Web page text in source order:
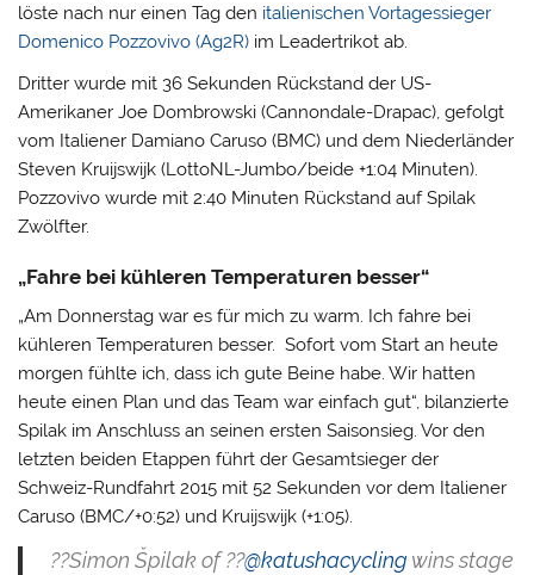
löste nach nur einen Tag den italienischen Vortagessieger
Domenico Pozzovivo (Ag2R) im Leadertrikot ab.
Dritter wurde mit 36 Sekunden Rückstand der US-
Amerikaner Joe Dombrowski (Cannondale-Drapac), gefolgt
vom Italiener Damiano Caruso (BMC) und dem Niederländer
Steven Kruijswijk (LottoNL-Jumbo/beide +1:04 Minuten).
Pozzovivo wurde mit 2:40 Minuten Rückstand auf Spilak
Zwölfter.
„Fahre bei kühleren Temperaturen besser“
„Am Donnerstag war es für mich zu warm. Ich fahre bei
kühleren Temperaturen besser. Sofort vom Start an heute
morgen fühlte ich, dass ich gute Beine habe. Wir hatten
heute einen Plan und das Team war einfach gut“, bilanzierte
Spilak im Anschluss an seinen ersten Saisonsieg. Vor den
letzten beiden Etappen führt der Gesamtsieger der
Schweiz-Rundfahrt 2015 mit 52 Sekunden vor dem Italiener
Caruso (BMC/+0:52) und Kruijswijk (+1:05).
??Simon Špilak of ??@katushacycling wins stage